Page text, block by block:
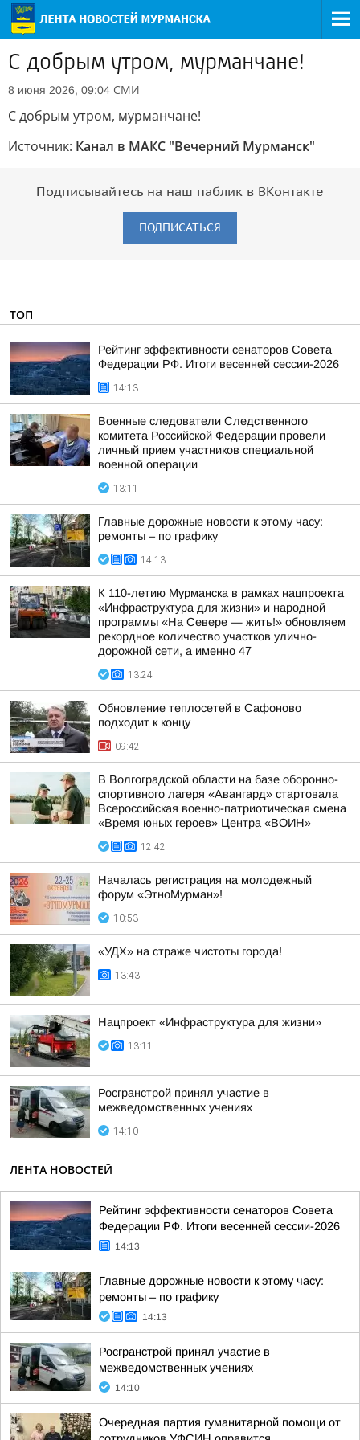
С добрым утром, мурманчане!
8 июня 2026, 09:04 СМИ
С добрым утром, мурманчане!
Источник: Канал в МАКС "Вечерний Мурманск"
Подписывайтесь на наш паблик в ВКонтакте
ПОДПИСАТЬСЯ
ТОП
Рейтинг эффективности сенаторов Совета
Федерации РФ. Итоги весенней сессии-2026
14:13
Военные следователи Следственного
комитета Российской Федерации провели
личный прием участников специальной
военной операции
13:11
Главные дорожные новости к этому часу:
ремонты – по графику
14:13
К 110-летию Мурманска в рамках нацпроекта
«Инфраструктура для жизни» и народной
программы «На Севере — жить!» обновляем
рекордное количество участков улично-
дорожной сети, а именно 47
13:24
Обновление теплосетей в Сафоново
подходит к концу
09:42
В Волгоградской области на базе оборонно-
спортивного лагеря «Авангард» стартовала
Всероссийская военно-патриотическая смена
«Время юных героев» Центра «ВОИН»
12:42
Началась регистрация на молодежный
форум «ЭтноМурман»!
10:53
«УДХ» на страже чистоты города!
13:43
Нацпроект «Инфраструктура для жизни»
13:11
Росгранстрой принял участие в
межведомственных учениях
14:10
ЛЕНТА НОВОСТЕЙ
Рейтинг эффективности сенаторов Совета
Федерации РФ. Итоги весенней сессии-2026
14:13
Главные дорожные новости к этому часу:
ремонты – по графику
14:13
Росгранстрой принял участие в
межведомственных учениях
14:10
Очередная партия гуманитарной помощи от